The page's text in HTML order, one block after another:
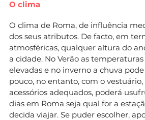
O clima
O clima de Roma, de influência
dos seus atributos. De facto, em
atmosféricas, qualquer altura do
a cidade. No Verão as
elevadas e no inverno a chuva
pouco, no entanto, com o vestuário,
acessórios adequados, poderá
dias em Roma seja qual for a
decida viajar. Se puder escolher,